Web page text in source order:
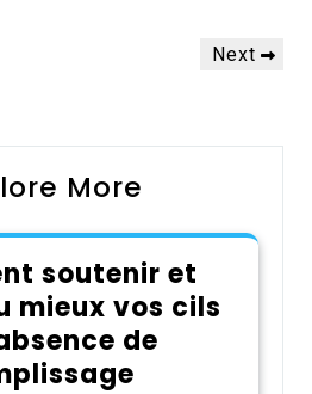
Next
Next
More
soutenir et
mieux vos cils
de